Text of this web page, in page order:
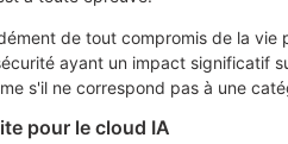
de tout compromis de la vie
ayant un impact significatif
s'il ne correspond pas à une
pour le cloud IA